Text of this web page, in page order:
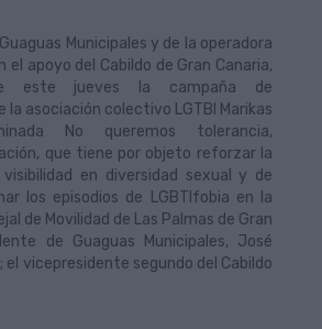
Municipales y de la operadora
el apoyo del Cabildo de Gran Canaria,
este jueves la campaña de
la asociación colectivo LGTBI Marikas
No queremos tolerancia,
que tiene por objeto reforzar la
en diversidad sexual y de
los episodios de LGBTIfobia en la
de Movilidad de Las Palmas de Gran
de Guaguas Municipales, José
el vicepresidente segundo del Cabildo